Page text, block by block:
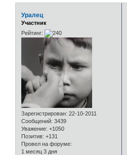
Уралец
Участник
Рейтинг:
Зарегистрирован: 22-10-2011
Сообщений: 3439
Уважение: +1050
Позитив: +131
Провел на форуме:
1 месяц 3 дня